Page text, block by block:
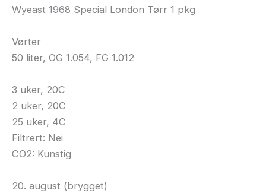
Wyeast 1968 Special London Tørr 1 pkg
Vørter
50 liter, OG 1.054, FG 1.012
3 uker, 20C
2 uker, 20C
25 uker, 4C
Filtrert: Nei
CO2: Kunstig
20. august (brygget)